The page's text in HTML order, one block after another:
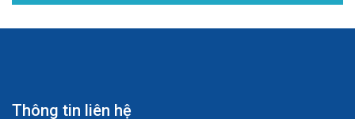
Thông tin liên hệ